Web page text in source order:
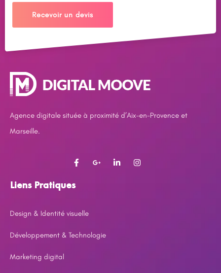
Recevoir un devis
Agence digitale située à proximité d’Aix-en-Provence et
Marseille.
Liens Pratiques
Design & Identité visuelle
Développement & Technologie
Marketing digital